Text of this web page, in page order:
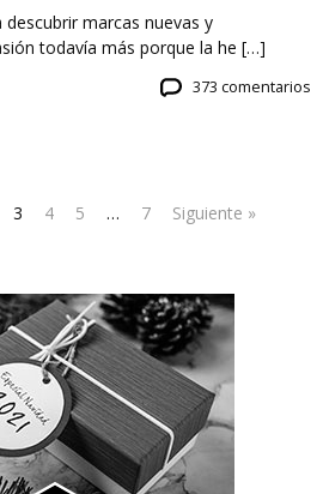
marcas nuevas y
todavía más porque la he […]
373 comentarios
3 4 5 … 7 Siguiente »